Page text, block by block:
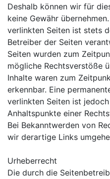
Deshalb können wir für
keine Gewähr
verlinkten Seiten ist stets
Betreiber der Seiten
Seiten wurden zum
mögliche Rechtsverstöße
Inhalte waren zum
erkennbar. Eine
verlinkten Seiten ist
Anhaltspunkte einer
Bei Bekanntwerden von
wir derartige Links
Urheberrecht
Die durch die